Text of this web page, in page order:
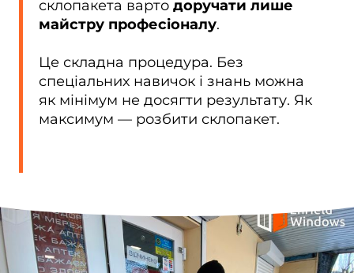
склопакета варто доручати лише
майстру професіоналу.
Це складна процедура. Без
спеціальних навичок і знань можна
як мінімум не досягти результату. Як
максимум — розбити склопакет.